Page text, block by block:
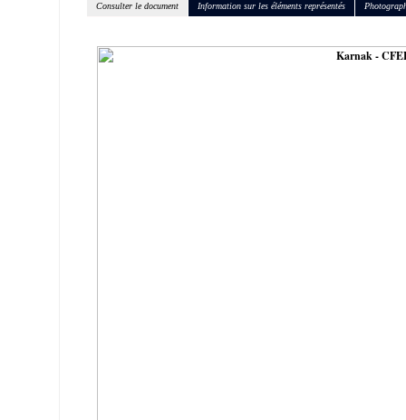
Consulter le document Information sur les éléments représentés